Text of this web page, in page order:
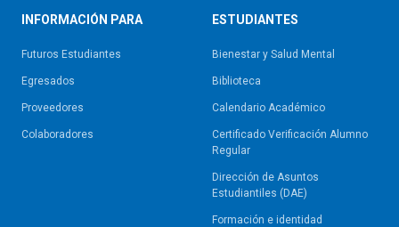
INFORMACIÓN PARA
Futuros Estudiantes
Egresados
Proveedores
Colaboradores
ESTUDIANTES
Bienestar y Salud Mental
Biblioteca
Calendario Académico
Certificado Verificación Alumno
Regular
Dirección de Asuntos
Estudiantiles (DAE)
Formación e identidad